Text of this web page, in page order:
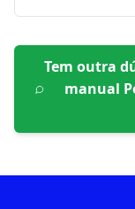
Tem outra
manual